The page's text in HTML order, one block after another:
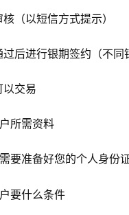
以短信方式提示）
进行银期签约（不同银
交易
所需资料
准备好您的个人身份证
什么条件